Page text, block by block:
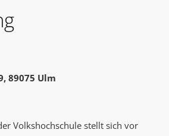
89075 Ulm
Volkshochschule stellt sich vor